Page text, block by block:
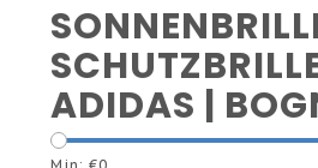
ADIDAS |